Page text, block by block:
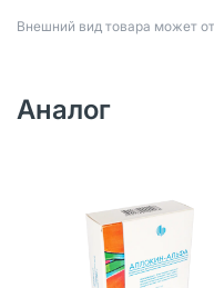
Bнешний вид товара может
Аналог